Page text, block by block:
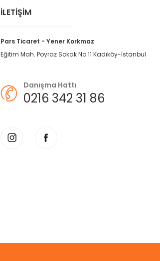
İLETİŞİM
Pars Ticaret - Yener Korkmaz
Eğitim Mah. Poyraz Sokak No:11 Kadıköy-İstanbul
Danışma Hattı
0216 342 31 86